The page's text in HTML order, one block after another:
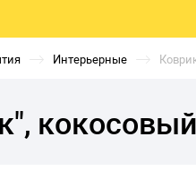
Интерьерные